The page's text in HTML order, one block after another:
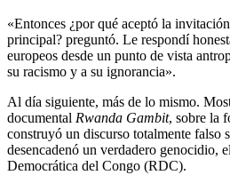
«Entonces ¿por qué aceptó la
principal? preguntó. Le respondí
europeos desde un punto de vista
su racismo y a su ignorancia».
Al día siguiente, más de lo mismo.
documental Rwanda Gambit, sobre la
construyó un discurso totalmente falso
desencadenó un verdadero genocidio,
Democrática del Congo (RDC).